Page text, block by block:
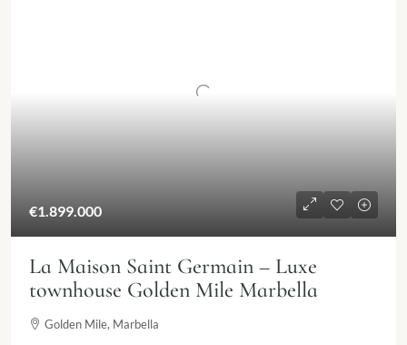
€1.899.000
La Maison Saint Germain – Luxe
townhouse Golden Mile Marbella
Golden Mile, Marbella